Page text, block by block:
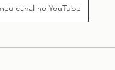
canal no YouTube